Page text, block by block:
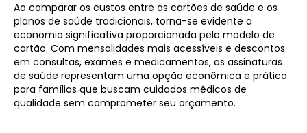
Ao comparar os custos entre as cartões de saúde e os
planos de saúde tradicionais, torna-se evidente a
economia significativa proporcionada pelo modelo de
cartão. Com mensalidades mais acessíveis e descontos
em consultas, exames e medicamentos, as assinaturas
de saúde representam uma opção econômica e prática
para famílias que buscam cuidados médicos de
qualidade sem comprometer seu orçamento.